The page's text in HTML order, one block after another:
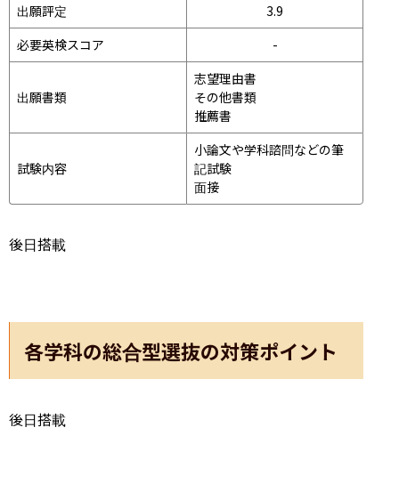
出願評定
3.9
必要英検スコア
-
出願書類
志望理由書
その他書類
推薦書
試験内容
小論文や学科諮問などの筆
記試験
面接
後日搭載
各学科の総合型選抜の対策ポイント
後日搭載